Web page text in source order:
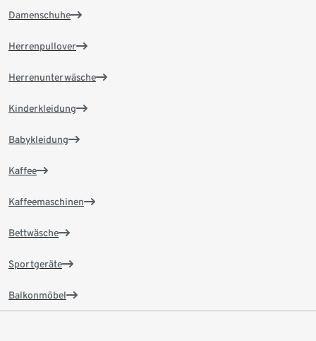
Damenschuhe
Herrenpullover
Herrenunterwäsche
Kinderkleidung
Babykleidung
Kaffee
Kaffeemaschinen
Bettwäsche
Sportgeräte
Balkonmöbel